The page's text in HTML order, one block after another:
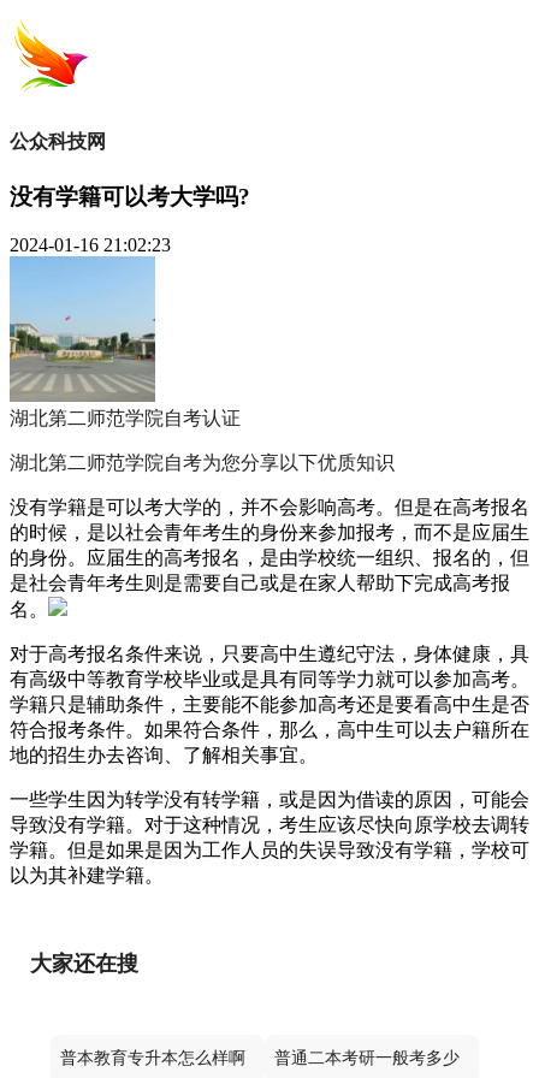
公众科技网
没有学籍可以考大学吗?
2024-01-16 21:02:23
湖北第二师范学院自考认证
湖北第二师范学院自考为您分享以下优质知识
没有学籍是可以考大学的，并不会影响高考。但是在高考报名
的时候，是以社会青年考生的身份来参加报考，而不是应届生
的身份。应届生的高考报名，是由学校统一组织、报名的，但
是社会青年考生则是需要自己或是在家人帮助下完成高考报
名。
对于高考报名条件来说，只要高中生遵纪守法，身体健康，具
有高级中等教育学校毕业或是具有同等学力就可以参加高考。
学籍只是辅助条件，主要能不能参加高考还是要看高中生是否
符合报考条件。如果符合条件，那么，高中生可以去户籍所在
地的招生办去咨询、了解相关事宜。
一些学生因为转学没有转学籍，或是因为借读的原因，可能会
导致没有学籍。对于这种情况，考生应该尽快向原学校去调转
学籍。但是如果是因为工作人员的失误导致没有学籍，学校可
以为其补建学籍。
大家还在搜
普本教育专升本怎么样啊 普通二本考研一般考多少